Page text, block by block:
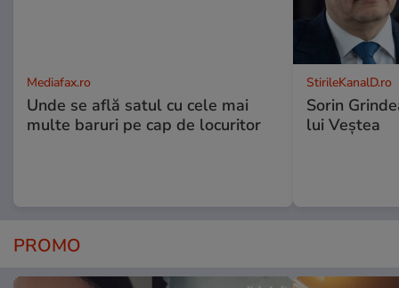
Mediafax.ro
Unde se află satul cu cele mai
multe baruri pe cap de locuritor
StirileKanalD.ro
Sorin
lui Veștea
PROMO